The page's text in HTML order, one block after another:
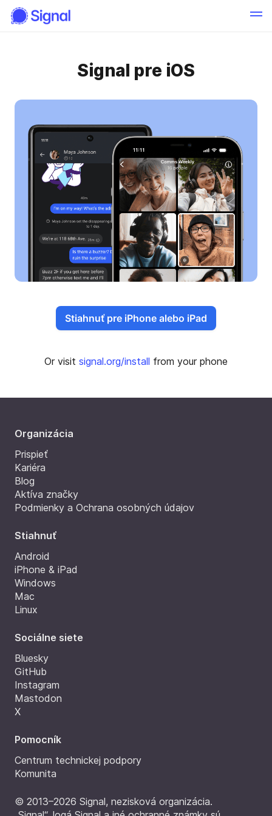
Signal pre iOS
Stiahnuť pre iPhone alebo iPad
Or visit signal.org/install from your phone
Organizácia
Prispieť
Kariéra
Blog
Aktíva značky
Podmienky a Ochrana osobných údajov
Stiahnuť
Android
iPhone & iPad
Windows
Mac
Linux
Sociálne siete
Bluesky
GitHub
Instagram
Mastodon
X
Pomocník
Centrum technickej podpory
Komunita
© 2013–2026 Signal, nezisková organizácia.